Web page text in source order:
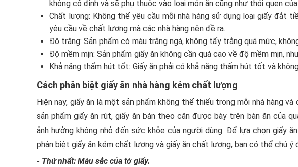
không cố định và sẽ phụ thuộc vào loại món ăn cũng như thói quen
Chất lượng: Không thể yêu cầu mỗi nhà hàng sử dụng loại giấy đắt
yêu cầu về chất lượng mà các nhà hàng nên đề ra.
Độ trắng: Sản phẩm có màu trắng ngà, không tẩy trắng quá mức,
Độ mềm mịn: Sản phẩm giấy ăn không cần quá cao về độ mềm mịn,
Khả năng thấm hút tốt: Giấy ăn phải có khả năng thấm hút tốt và
Cách phân biệt giấy ăn nhà hàng kém chất lượng
Hiện nay, giấy ăn là một sản phẩm không thể thiếu trong mỗi nhà hàng
sản phẩm giấy ăn rút, giấy ăn bán theo cân được bày trên bàn ăn của
ảnh hưởng không nhỏ đến sức khỏe của người dùng. Để lựa chọn giấy
phân biệt giấy ăn kém chất lượng và giấy ăn chất lượng, bạn có thể chú ý
- Thứ nhất: Màu sắc của tờ giấy.